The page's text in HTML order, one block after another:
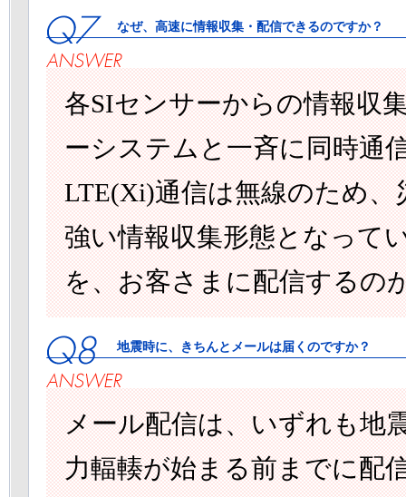
なぜ、高速に情報収集・配信できるのですか？
各SIセンサーからの情報収
ーシステムと一斉に同時通
LTE(Xi)通信は無線のため
強い情報収集形態となって
を、お客さまに配信するの
地震時に、きちんとメールは届くのですか？
メール配信は、いずれも地
力輻輳が始まる前までに配